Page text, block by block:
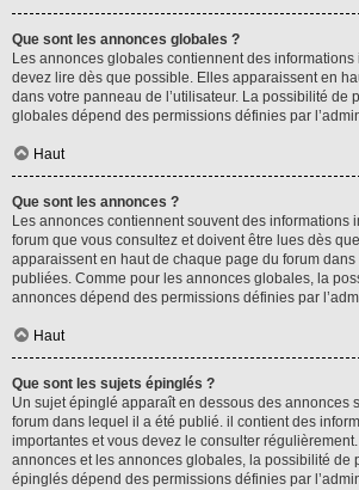
Que sont les annonces globales ?
Les annonces globales contiennent des
devez lire dès que possible. Elles apparaissent en
dans votre panneau de l’utilisateur. La possibilité de
globales dépend des permissions définies par
Haut
Que sont les annonces ?
Les annonces contiennent souvent des informations
forum que vous consultez et doivent être lues dès
apparaissent en haut de chaque page du forum
publiées. Comme pour les annonces globales, la
annonces dépend des permissions définies par
Haut
Que sont les sujets épinglés ?
Un sujet épinglé apparaît en dessous des annonces
forum dans lequel il a été publié. il contient des
importantes et vous devez le consulter
annonces et les annonces globales, la possibilité de
épinglés dépend des permissions définies par